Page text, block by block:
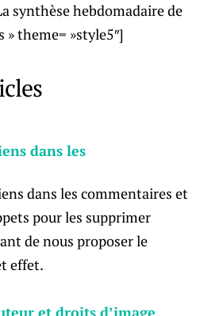
synthèse hebdomadaire de
» theme= »style5″]
dans les
dans les commentaires et
pour les supprimer
de nous proposer le
effet.